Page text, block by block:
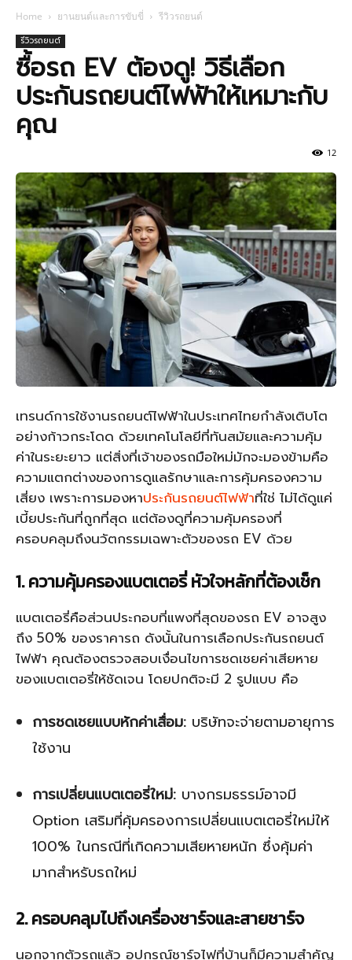
Home ยานยนต์และการขับขี่ รีวิวรถยนต์
รีวิวรถยนต์
ซื้อรถ EV ต้องดู! วิธีเลือก
ประกันรถยนต์ไฟฟ้าให้เหมาะกับ
คุณ
12
เทรนด์การใช้งานรถยนต์ไฟฟ้าในประเทศไทยกำลังเติบโต
อย่างก้าวกระโดด ด้วยเทคโนโลยีที่ทันสมัยและความคุ้ม
ค่าในระยะยาว แต่สิ่งที่เจ้าของรถมือใหม่มักจะมองข้ามคือ
ความแตกต่างของการดูแลรักษาและการคุ้มครองความ
เสี่ยง เพราะการมองหาประกันรถยนต์ไฟฟ้าที่ใช่ ไม่ได้ดูแค่
เบี้ยประกันที่ถูกที่สุด แต่ต้องดูที่ความคุ้มครองที่
ครอบคลุมถึงนวัตกรรมเฉพาะตัวของรถ EV ด้วย
1. ความคุ้มครองแบตเตอรี่ หัวใจหลักที่ต้องเช็ก
แบตเตอรี่คือส่วนประกอบที่แพงที่สุดของรถ EV อาจสูง
ถึง 50% ของราคารถ ดังนั้นในการเลือกประกันรถยนต์
ไฟฟ้า คุณต้องตรวจสอบเงื่อนไขการชดเชยค่าเสียหาย
ของแบตเตอรี่ให้ชัดเจน โดยปกติจะมี 2 รูปแบบ คือ
การชดเชยแบบหักค่าเสื่อม: บริษัทจะจ่ายตามอายุการ
ใช้งาน
การเปลี่ยนแบตเตอรี่ใหม่: บางกรมธรรม์อาจมี
Option เสริมที่คุ้มครองการเปลี่ยนแบตเตอรี่ใหม่ให้
100% ในกรณีที่เกิดความเสียหายหนัก ซึ่งคุ้มค่า
มากสำหรับรถใหม่
2. ครอบคลุมไปถึงเครื่องชาร์จและสายชาร์จ
นอกจากตัวรถแล้ว อุปกรณ์ชาร์จไฟที่บ้านก็มีความสำคัญ